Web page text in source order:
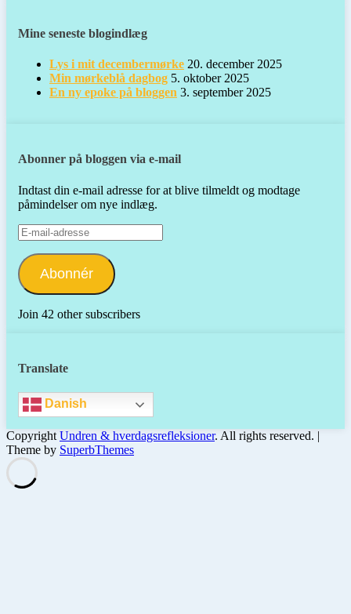
Mine seneste blogindlæg
Lys i mit decembermørke 20. december 2025
Min mørkeblå dagbog 5. oktober 2025
En ny epoke på bloggen 3. september 2025
Abonner på bloggen via e-mail
Indtast din e-mail adresse for at blive tilmeldt og modtage
påmindelser om nye indlæg.
E-
mail-
adresse
Abonnér
Join 42 other subscribers
Translate
Danish
Copyright Undren & hverdagsrefleksioner. All rights reserved. |
Theme by SuperbThemes